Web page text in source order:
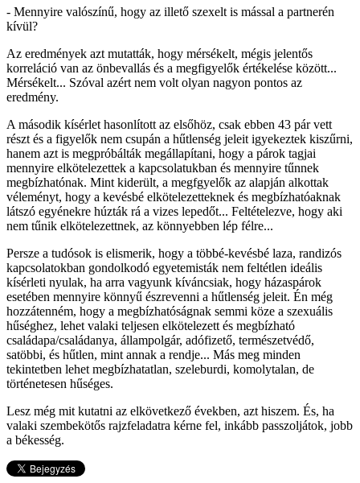
- Mennyire valószínű, hogy az illető szexelt is mással a partnerén
kívül?
Az eredmények azt mutatták, hogy mérsékelt, mégis jelentős
korreláció van az önbevallás és a megfigyelők értékelése között...
Mérsékelt... Szóval azért nem volt olyan nagyon pontos az
eredmény.
A második kísérlet hasonlított az elsőhöz, csak ebben 43 pár vett
részt és a figyelők nem csupán a hűtlenség jeleit igyekeztek kiszűrni,
hanem azt is megpróbálták megállapítani, hogy a párok tagjai
mennyire elkötelezettek a kapcsolatukban és mennyire tűnnek
megbízhatónak. Mint kiderült, a megfgyelők az alapján alkottak
véleményt, hogy a kevésbé elkötelezetteknek és megbízhatóaknak
látszó egyénekre húzták rá a vizes lepedőt... Feltételezve, hogy aki
nem tűnik elkötelezettnek, az könnyebben lép félre...
Persze a tudósok is elismerik, hogy a többé-kevésbé laza, randizós
kapcsolatokban gondolkodó egyetemisták nem feltétlen ideális
kísérleti nyulak, ha arra vagyunk kíváncsiak, hogy házaspárok
esetében mennyire könnyű észrevenni a hűtlenség jeleit. Én még
hozzátenném, hogy a megbízhatóságnak semmi köze a szexuális
hűséghez, lehet valaki teljesen elkötelezett és megbízható
családapa/családanya, állampolgár, adófizető, természetvédő,
satöbbi, és hűtlen, mint annak a rendje... Más meg minden
tekintetben lehet megbízhatatlan, szeleburdi, komolytalan, de
történetesen hűséges.
Lesz még mit kutatni az elkövetkező években, azt hiszem. És, ha
valaki szembekötős rajzfeladatra kérne fel, inkább passzoljátok, jobb
a békesség.